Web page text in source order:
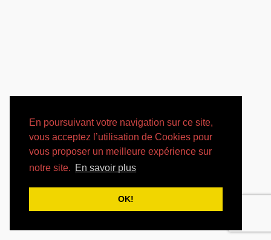
En poursuivant votre navigation sur ce site,
vous acceptez l’utilisation de Cookies pour
vous proposer un meilleure expérience sur
notre site. En savoir plus
OK!
Lire l’article de Béatrice Andrieux dans le
Quotidien de l’art
Lire la présentation de la Biennale de Lyon